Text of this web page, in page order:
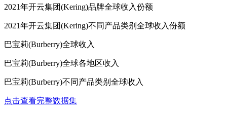
2021年开云集团(Kering)品牌全球收入份额
2021年开云集团(Kering)不同产品类别全球收入份额
巴宝莉(Burberry)全球收入
巴宝莉(Burberry)全球各地区收入
巴宝莉(Burberry)不同产品类别全球收入
点击查看完整数据集